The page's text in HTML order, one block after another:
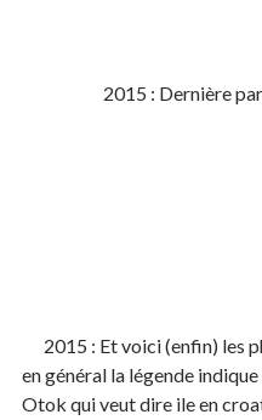
2015 : Dernière
2015 : Et voici (enfin) les
en général la légende
Otok qui veut dire ile en